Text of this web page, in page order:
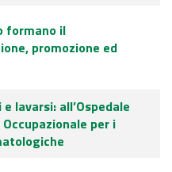
formano il
promozione ed
lavarsi: all’Ospedale
per i